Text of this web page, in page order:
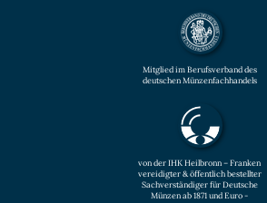
Mitglied im Berufsverband des
deutschen Münzenfachhandels
von der IHK Heilbronn – Franken
vereidigter & öffentlich bestellter
Sachverständiger für Deutsche
Münzen ab 1871 und Euro -